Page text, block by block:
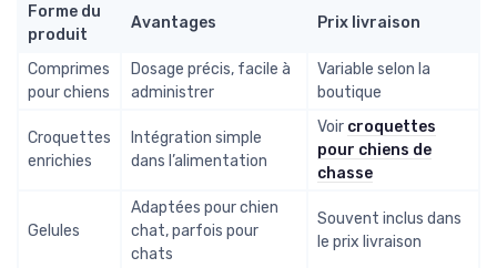
Forme du
produit
Avantages Prix livraison
Comprimes
pour chiens
Dosage précis, facile à
administrer
Variable selon la
boutique
Croquettes
enrichies
Intégration simple
dans l’alimentation
Voir croquettes
pour chiens de
chasse
Gelules
Adaptées pour chien
chat, parfois pour
chats
Souvent inclus dans
le prix livraison